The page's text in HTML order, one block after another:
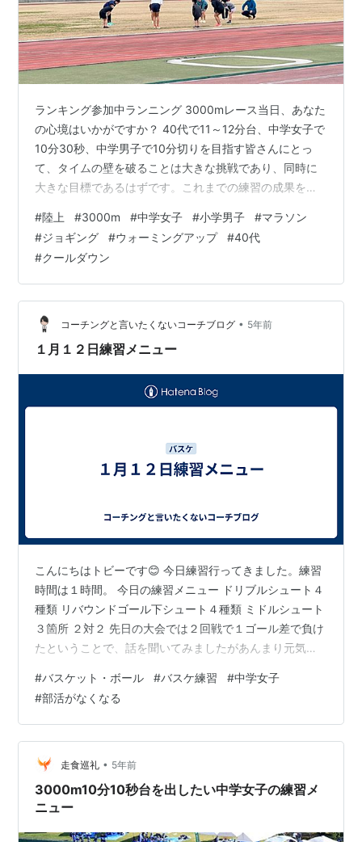
ランキング参加中ランニング 3000mレース当日、あなた
の心境はいかがですか？ 40代で11～12分台、中学女子で
10分30秒、中学男子で10分切りを目指す皆さんにとっ
て、タイムの壁を破ることは大きな挑戦であり、同時に
大きな目標であるはずです。これまでの練習の成果を存
ことでしょう。 ご安心ください。このブログでは、数々
のレース経験を持つ「走食巡礼ランナー」のナザトが、
あなたの不安を解消し、具体的な目標タイム達成のため
のヒントをお届けします。レース当日の理想的な過ごし
方から、それぞれの目標タイムをクリアするための効果
的な練習メニュー、そしてレース…
#陸上 #3000m #中学女子 #小学男子 #マラソン
#ジョギング #ウォーミングアップ #40代
#クールダウン
コーチングと言いたくないコーチブログ • 5年前
１月１２日練習メニュー
こんにちはトビーです😊 今日練習行ってきました。練習
時間は１時間。 今日の練習メニュー ドリブルシュート４
種類 リバウンドゴール下シュート４種類 ミドルシュート
３箇所 ２対２ 先日の大会では２回戦で１ゴール差で負け
たということで、話を聞いてみましたがあんまり元気が
ず😅 そんな状態なので「やりたい練習ある？」って聞く
と 「２対２です。２対２をしないと、、、」 と言うので
取り入れることにしました。 なんでなんだろ？ 試合で相
手ディフェンスに途中から中を固められてるんじゃない
かなーと思い、これまで長かったドリブルシュートの時
間を減らして、その分ミド…
#バスケット・ボール #バスケ練習 #中学女子
#部活がなくなる
走食巡礼 • 5年前
3000m10分10秒台を出したい中学女子の練習メ
ニュー